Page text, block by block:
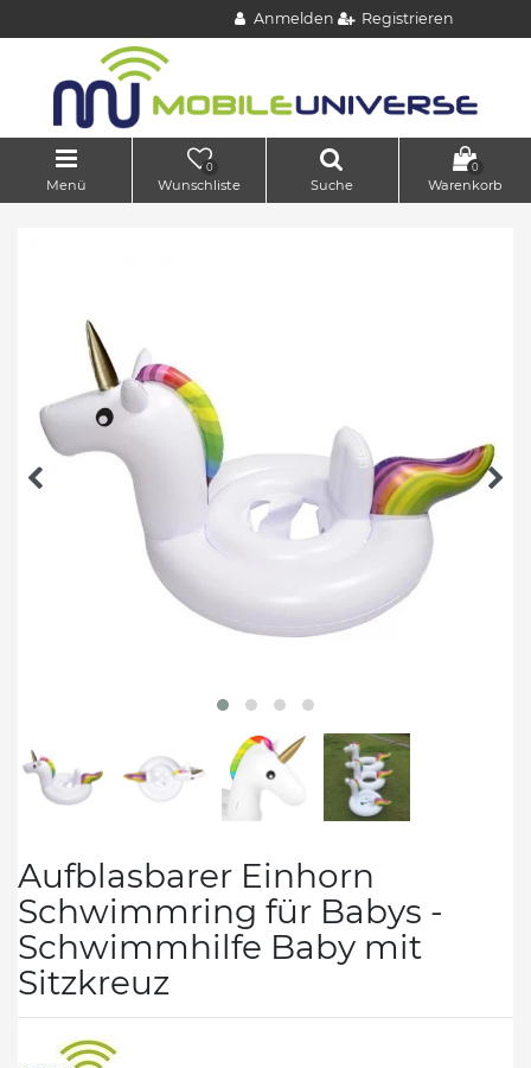
Anmelden Registrieren
Menü
0
Wunschliste Suche
0
Warenkorb
Aufblasbarer Einhorn
Schwimmring für Babys -
Schwimmhilfe Baby mit
Sitzkreuz